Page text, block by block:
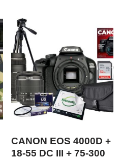
CANON EOS 4000D +
18-55 DC III + 75-300